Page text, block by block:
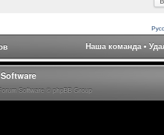
Наша команда •
Software © phpBB Group